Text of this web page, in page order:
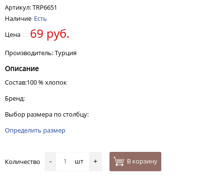
Артикул:TRP6651
Наличие Есть
Цена
69 руб.
Производитель: Турция
Описание
Состав:100 % хлопок
Бренд:
Выбор размера по столбцу:
Определить размер
Количество - шт + В корзину